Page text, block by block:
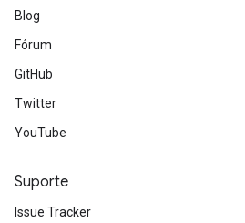
Blog
Fórum
GitHub
Twitter
YouTube
Suporte
Issue Tracker